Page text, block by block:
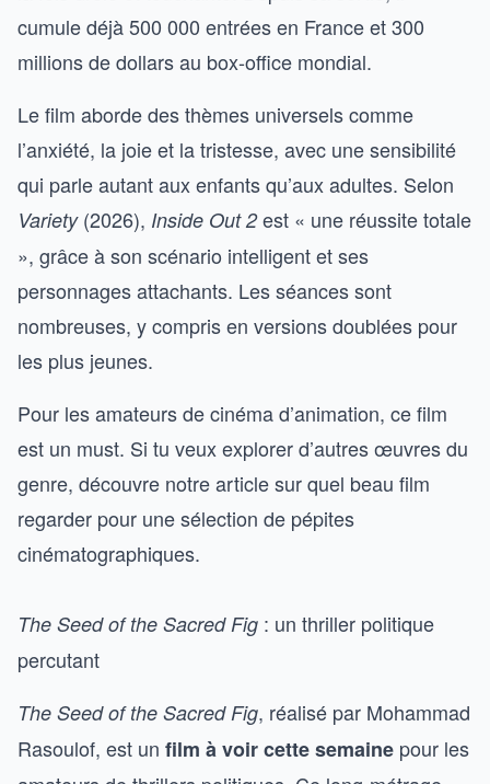
cumule déjà 500 000 entrées en France et 300
millions de dollars au box-office mondial.
Le film aborde des thèmes universels comme
l’anxiété, la joie et la tristesse, avec une sensibilité
qui parle autant aux enfants qu’aux adultes. Selon
Variety(2026), Inside Out 2est « une réussite totale
», grâce à son scénario intelligent et ses
personnages attachants. Les séances sont
nombreuses, y compris en versions doublées pour
les plus jeunes.
Pour les amateurs de cinéma d’animation, ce film
est un must. Si tu veux explorer d’autres œuvres du
genre, découvre notre article surquel beau film
regarder pour une sélection de pépites
cinématographiques.
The Seed of the Sacred Fig : un thriller politique
percutant
The Seed of the Sacred Fig, réalisé par Mohammad
Rasoulof, est un film à voir cette semaine pour les